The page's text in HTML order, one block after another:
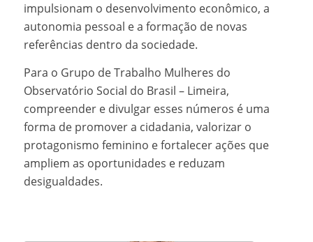
impulsionam o desenvolvimento econômico, a
autonomia pessoal e a formação de novas
referências dentro da sociedade.
Para o Grupo de Trabalho Mulheres do
Observatório Social do Brasil – Limeira,
compreender e divulgar esses números é uma
forma de promover a cidadania, valorizar o
protagonismo feminino e fortalecer ações que
ampliem as oportunidades e reduzam
desigualdades.